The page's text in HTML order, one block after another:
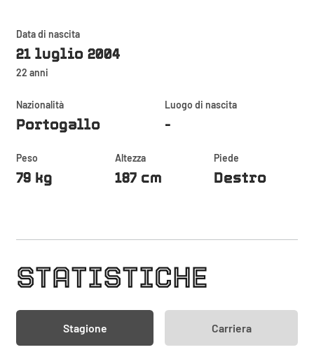
Data di nascita
21 luglio 2004
22 anni
Nazionalità
Portogallo
Luogo di nascita
-
Peso
79 kg
Altezza
187 cm
Piede
Destro
STATISTICHE
Stagione Carriera